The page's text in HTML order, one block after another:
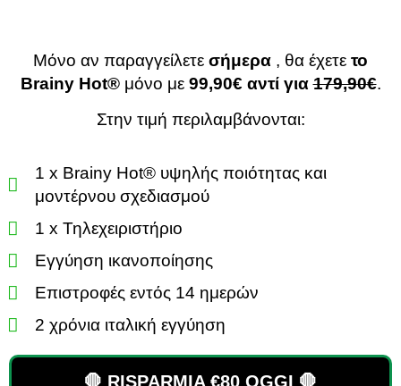
Μόνο αν παραγγείλετε σήμερα , θα έχετε το
Brainy Hot®️μόνο με 99,90€ αντί για179,90€.
Στην τιμή περιλαμβάνονται:
1 x Brainy Hot® υψηλής ποιότητας και
μοντέρνου σχεδιασμού
1 x Τηλεχειριστήριο
Εγγύηση ικανοποίησης
Επιστροφές εντός 14 ημερών
2 χρόνια ιταλική εγγύηση
🛑 RISPARMIA €80 OGGI 🛑